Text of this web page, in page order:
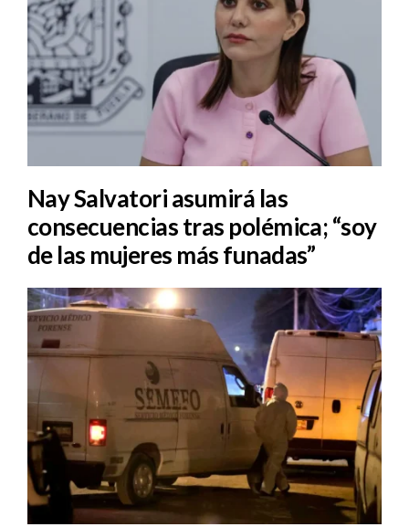
Nay Salvatori asumirá las
consecuencias tras polémica; “soy
de las mujeres más funadas”